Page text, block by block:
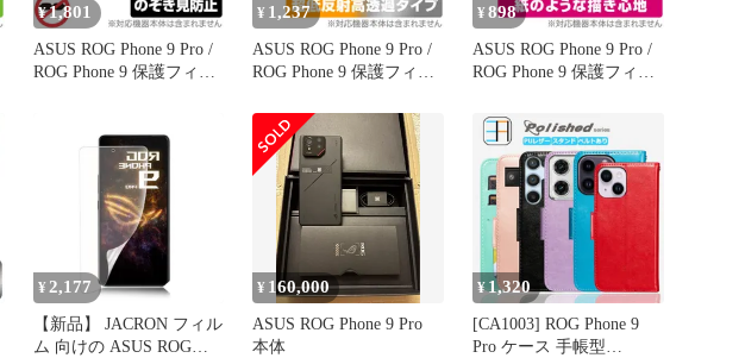
¥1,801
ASUS ROG Phone 9 Pro /
ROG Phone 9 保護フィル
フォン プライバシーフィ
¥ 1,237
ASUS ROG Phone 9 Pro /
ROG Phone 9 保護フィル
for エイスース アールオ
ージー フォン アンチグ
レア 高透過
¥ 898
ASUS ROG Phone 9 Pro /
ROG Phone 9 保護フィル
スース アールオージー
フォン 書き味向上 紙の
ような描き心地
¥ 2,177
【新品】 JACRON フィル
ム 向けの ASUS ROG
¥ 160,000
ASUS ROG Phone 9 Pro
本体
¥1,320
[CA1003] ROG Phone 9
Pro ケース 手帳型